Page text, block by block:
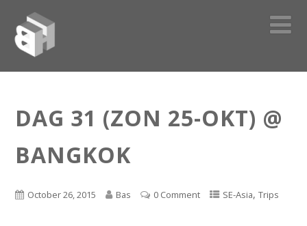
DAG 31 (ZON 25-OKT) @
BANGKOK
October 26, 2015 Bas 0 Comment SE-Asia, Trips